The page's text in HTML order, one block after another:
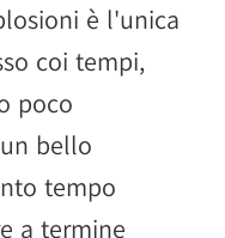
è l'unica
coi tempi,
poco
bello
tempo
a termine